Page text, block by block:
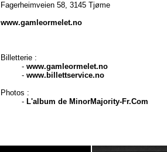
Fagerheimveien 58, 3145 Tjøme
www.gamleormelet.no
Billetterie :
- www.gamleormelet.no
- www.billettservice.no
Photos :
- L'album de MinorMajority-Fr.Com